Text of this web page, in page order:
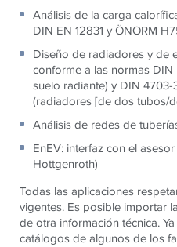
Análisis de la carga
DIN EN 12831 y ÖNORM
Diseño de radiadores y de
conforme a las normas
suelo radiante) y DIN 4703-
(radiadores [de dos tubos/
Análisis de redes de
EnEV: interfaz con el
Hottgenroth)
Todas las aplicaciones
vigentes. Es posible importar
de otra información técnica.
catálogos de algunos de los